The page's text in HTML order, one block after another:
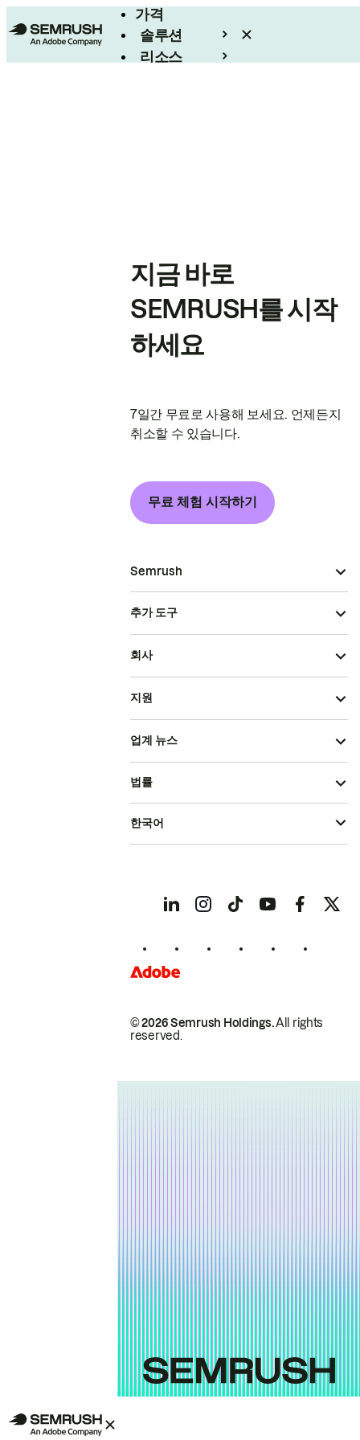
가격
솔루션
리소스
지금 바로
SEMRUSH를 시작
하세요
7일간 무료로 사용해 보세요. 언제든지
취소할 수 있습니다.
무료 체험 시작하기
Semrush
추가 도구
회사
지원
업계 뉴스
© 2026 Semrush Holdings.All rights
reserved.
법률
한국어